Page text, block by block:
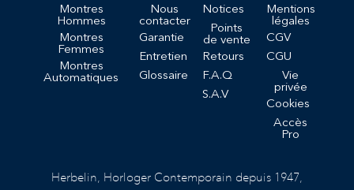
Montres
Hommes
Montres
Femmes
Montres
Automatiques
Nous
contacter
Garantie
Entretien
Glossaire
Notices
Points
de vente
Retours
F.A.Q
S.A.V
Mentions
légales
CGV
CGU
Vie
privée
Cookies
Accès
Pro
Herbelin, Horloger Contemporain depuis 1947,